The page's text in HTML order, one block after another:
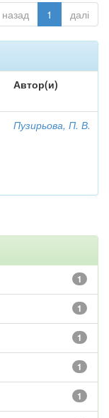
назад 1 далі
Автор(и)
Пузирьова, П. В.
1
1
1
1
1